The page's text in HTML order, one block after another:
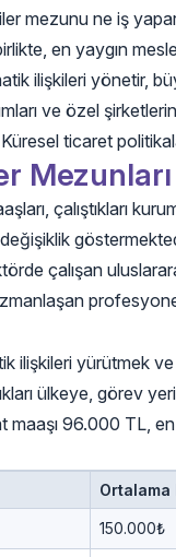
mezunu ne iş
en yaygın
ilişkileri yönetir,
ve özel
Küresel ticaret
çalıştıkları
çalışan
ilişkileri yürütmek
ülkeye, görev
maaşı 96.000 TL,
Ortalama
150.000₺